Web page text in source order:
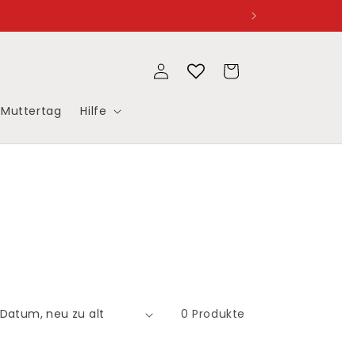
Muttertag Hilfe
Einloggen Warenkorb
0 Produkte